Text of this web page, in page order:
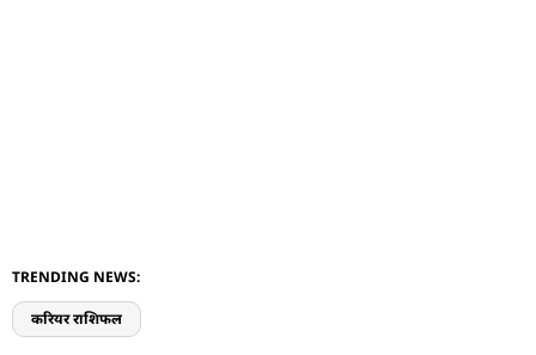
TRENDING NEWS:
करियर राशिफल